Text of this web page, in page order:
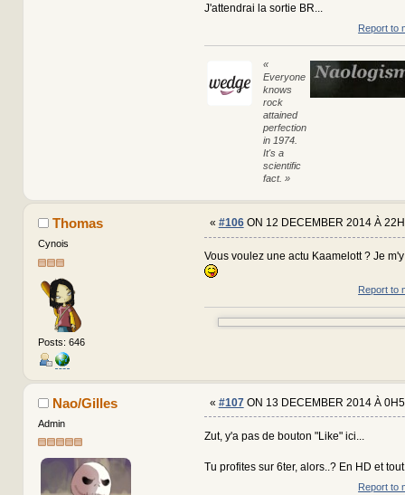
J'attendrai la sortie BR...
Report to
«
Everyone
knows
rock
attained
perfection
in 1974.
It's a
scientific
fact. »
Thomas
Cynois
Posts: 646
« #106ON 12 DECEMBER 2014 À
Vous voulez une actu Kaamelott ? Je
Report to
Nao/Gilles
Admin
« #107ON 13 DECEMBER 2014 À
Zut, y'a pas de bouton "Like" ici...
Tu profites sur 6ter, alors..? En HD et
Report to